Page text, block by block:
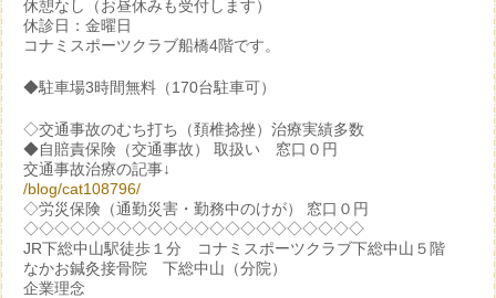
休憩なし（お昼休みも受付します）
休診日：金曜日
コナミスポーツクラブ船橋4階です。
◆駐車場3時間無料（170台駐車可）
◇交通事故のむち打ち（頚椎捻挫）治療実績多数
◆自賠責保険（交通事故） 取扱い 窓口０円
交通事故治療の記事↓
/blog/cat108796/
◇労災保険（通勤災害・勤務中のけが） 窓口０円
◇◇◇◇◇◇◇◇◇◇◇◇◇◇◇◇◇◇◇◇◇◇
JR下総中山駅徒歩１分 コナミスポーツクラブ下総中山５階
なかお鍼灸接骨院 下総中山（分院）
企業理念